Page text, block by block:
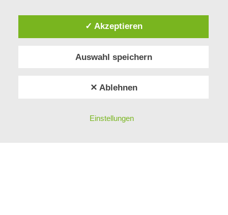
Impressum
Datenschutz
© 2026 mellon
✓ Akzeptieren
Auswahl speichern
✕ Ablehnen
Einstellungen